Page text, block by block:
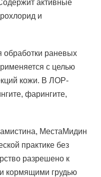
активные
и
обработки раневых
с целью
кожи. В ЛОР-
фарингите,
МестаМидин
практике без
разрешено к
кормящими грудью